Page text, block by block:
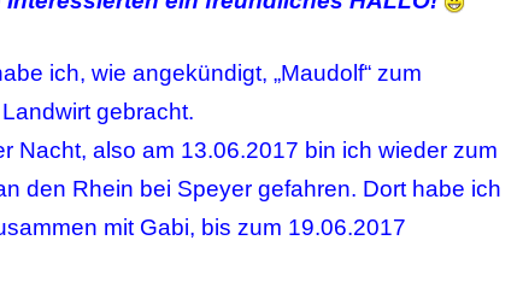
ich, wie angekündigt, „Maudolf“ zum
gebracht.
Nacht, also am 13.06.2017 bin ich wieder zum
den Rhein bei Speyer gefahren. Dort habe ich
mit Gabi, bis zum 19.06.2017